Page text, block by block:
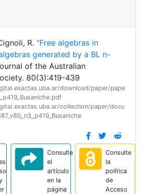
R. "Free algebras in
generated by a BL n-
of the Australian
80(3):419-439
download/paper/pape
collection/paper/docu
Consulte
el
artículo
en la
página
Consulte
la
política
de
Acceso